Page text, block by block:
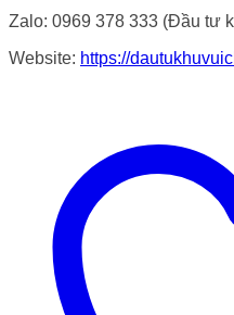
Zalo: 0969 378 333 (Đầu tư
Website: https://